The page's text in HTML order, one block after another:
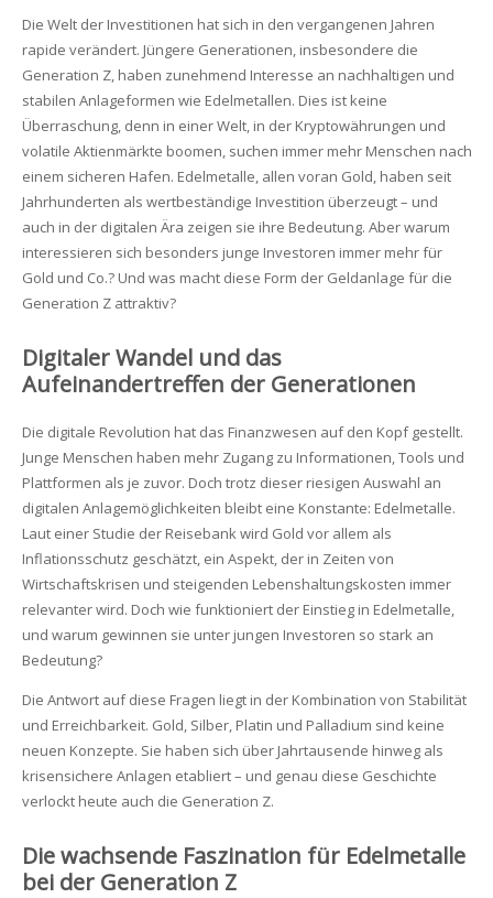
Die Welt der Investitionen hat sich in den vergangenen Jahren
rapide verändert. Jüngere Generationen, insbesondere die
Generation Z, haben zunehmend Interesse an nachhaltigen und
stabilen Anlageformen wie Edelmetallen. Dies ist keine
Überraschung, denn in einer Welt, in der Kryptowährungen und
volatile Aktienmärkte boomen, suchen immer mehr Menschen nach
einem sicheren Hafen. Edelmetalle, allen voran Gold, haben seit
Jahrhunderten als wertbeständige Investition überzeugt – und
auch in der digitalen Ära zeigen sie ihre Bedeutung. Aber warum
interessieren sich besonders junge Investoren immer mehr für
Gold und Co.? Und was macht diese Form der Geldanlage für die
Generation Z attraktiv?
Digitaler Wandel und das
Aufeinandertreffen der Generationen
Die digitale Revolution hat das Finanzwesen auf den Kopf gestellt.
Junge Menschen haben mehr Zugang zu Informationen, Tools und
Plattformen als je zuvor. Doch trotz dieser riesigen Auswahl an
digitalen Anlagemöglichkeiten bleibt eine Konstante: Edelmetalle.
Laut einer Studie der Reisebank wird Gold vor allem als
Inflationsschutz geschätzt, ein Aspekt, der in Zeiten von
Wirtschaftskrisen und steigenden Lebenshaltungskosten immer
relevanter wird. Doch wie funktioniert der Einstieg in Edelmetalle,
und warum gewinnen sie unter jungen Investoren so stark an
Bedeutung?
Die Antwort auf diese Fragen liegt in der Kombination von Stabilität
und Erreichbarkeit. Gold, Silber, Platin und Palladium sind keine
neuen Konzepte. Sie haben sich über Jahrtausende hinweg als
krisensichere Anlagen etabliert – und genau diese Geschichte
verlockt heute auch die Generation Z.
Die wachsende Faszination für Edelmetalle
bei der Generation Z